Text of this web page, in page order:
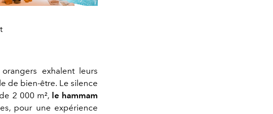
exhalent leurs
de bien-être. Le silence
2 000 m², le hammam
pour une expérience